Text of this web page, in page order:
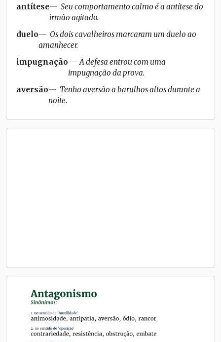
antítese
Seu comportamento calmo é a antítese do
irmão agitado.
duelo
Os dois cavalheiros marcaram um duelo ao
amanhecer.
impugnação
A defesa entrou com uma
impugnação da prova.
aversão
Tenho aversão a barulhos altos durante a
noite.